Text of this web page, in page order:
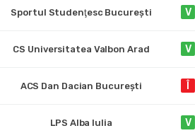
Sportul Studenţesc Bucureşti V
CS Universitatea Valbon Arad V
ACS Dan Dacian București
LPS Alba Iulia V